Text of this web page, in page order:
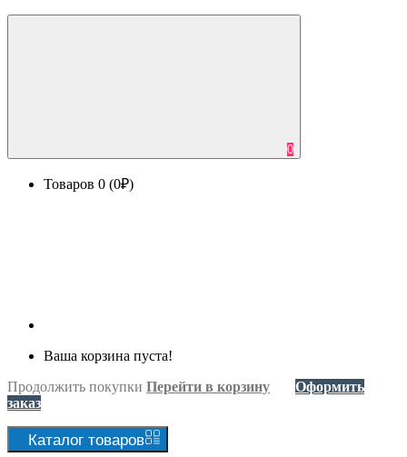
0
Товаров 0 (0₽)
Ваша корзина пуста!
Продолжить покупки Перейти в корзину
Оформить
заказ
Каталог товаров